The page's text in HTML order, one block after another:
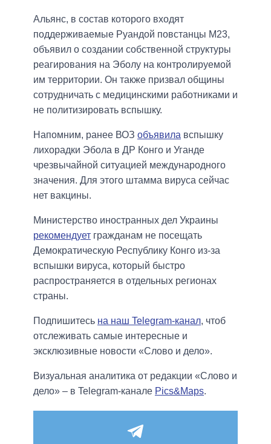
Альянс, в состав которого входят
поддерживаемые Руандой повстанцы M23,
объявил о создании собственной структуры
реагирования на Эболу на контролируемой
им территории. Он также призвал общины
сотрудничать с медицинскими работниками и
не политизировать вспышку.
Напомним, ранее ВОЗ объявила вспышку
лихорадки Эбола в ДР Конго и Уганде
чрезвычайной ситуацией международного
значения. Для этого штамма вируса сейчас
нет вакцины.
Министерство иностранных дел Украины
рекомендует гражданам не посещать
Демократическую Республику Конго из-за
вспышки вируса, который быстро
распространяется в отдельных регионах
страны.
Подпишитесь на наш Telegram-канал, чтоб
отслеживать самые интересные и
эксклюзивные новости «Слово и дело».
Визуальная аналитика от редакции «Слово и
дело» – в Telegram-канале Pics&Maps.